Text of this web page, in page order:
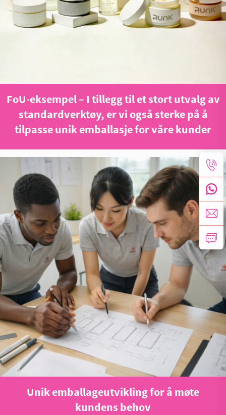
FoU-eksempel – I tillegg til et stort utvalg av
standardverktøy, er vi også sterke på å
tilpasse unik emballasje for våre kunder
Unik emballageutvikling for å møte
kundens behov